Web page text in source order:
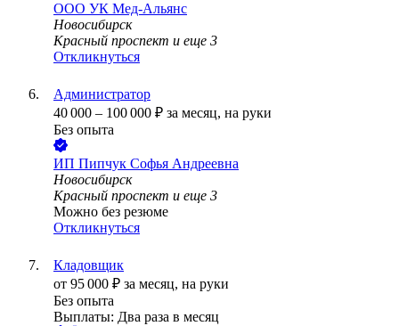
ООО УК Мед-Альянс
Новосибирск
Красный проспект и еще 3
Откликнуться
Администратор
40 000 – 100 000 ₽ за месяц, на руки
Без опыта
ИП Пипчук Софья Андреевна
Новосибирск
Красный проспект и еще 3
Можно без резюме
Откликнуться
Кладовщик
от 95 000 ₽ за месяц, на руки
Без опыта
Выплаты: Два раза в месяц